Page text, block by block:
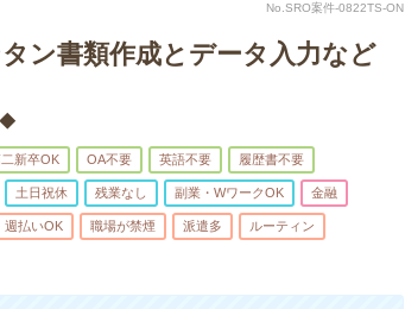
No.SRO案件-0822TS-ON
ン書類作成とデータ入力など
◆
新卒OK OA不要 英語不要 履歴書不要
土日祝休 残業なし 副業・WワークOK 金融
週払いOK 職場が禁煙 派遣多 ルーティン